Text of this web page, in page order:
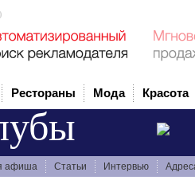
Рестораны Мода Красота
афиша Статьи Интервью